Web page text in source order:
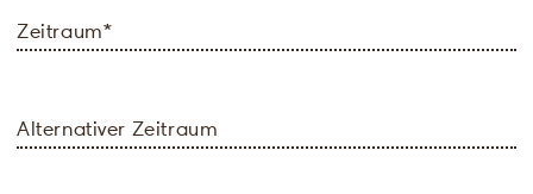
Zeitraum*
Alternativer Zeitraum